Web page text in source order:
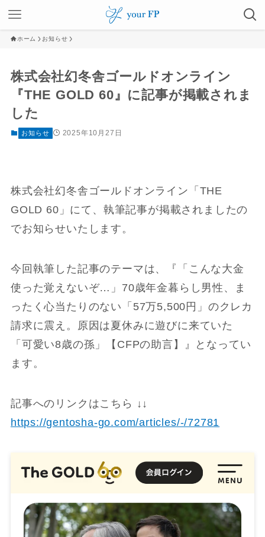
ホーム お知らせ
株式会社幻冬舎ゴールドオンライン
『THE GOLD 60』に記事が掲載されま
した
お知らせ 2025年10月27日
株式会社幻冬舎ゴールドオンライン「THE
GOLD 60」にて、執筆記事が掲載されましたの
でお知らせいたします。
今回執筆した記事のテーマは、『「こんな大金
使った覚えないぞ…」70歳年金暮らし男性、ま
ったく心当たりのない「57万5,500円」のクレカ
請求に震え。原因は夏休みに遊びに来ていた
「可愛い8歳の孫」【CFPの助言】』となってい
ます。
記事へのリンクはこちら ↓↓
https://gentosha-go.com/articles/-/72781